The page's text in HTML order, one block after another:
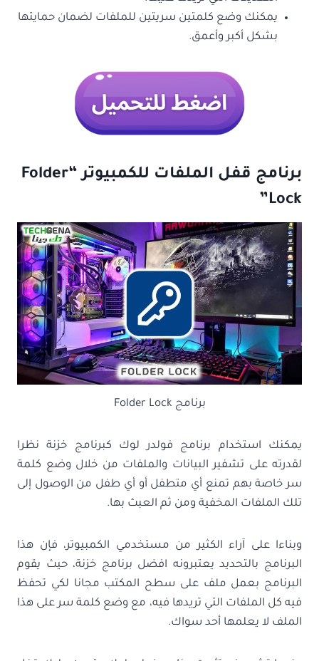
يمكنك وضع كلمتين سريتين للملفات لضمان حمايتها
بشكل أكبر وأعمق.
برنامج قفل الملفات للكمبيوتر “Folder
Lock”
برنامج Folder Lock
يمكنك استخدام برنامج فولدر لوك كبرنامج خزنة نظرا
لقدرته على تشفير البيانات والملفات من خلال وضع كلمة
سر خاصة بهم تمنع أي متطفل أو أي طفل من الوصول إلى
تلك الملفات المخفية ومن ثم العبث بها.
وبناءا على آراء الكثير من مستخدمي الكمبيوتر، فإن هذا
البرنامج بالتحديد يعتبرونه افضل برنامج خزنة، حيث يقوم
البرنامج بعمل ملف على سطح المكتب مجانا لكي تحفظ
فيه كل الملفات التي تريدها فيه، مع وضع كلمة سر على هذا
الملف لا يعلمها أحد سواك.